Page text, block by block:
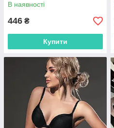
В наявності
446 ₴
Купити